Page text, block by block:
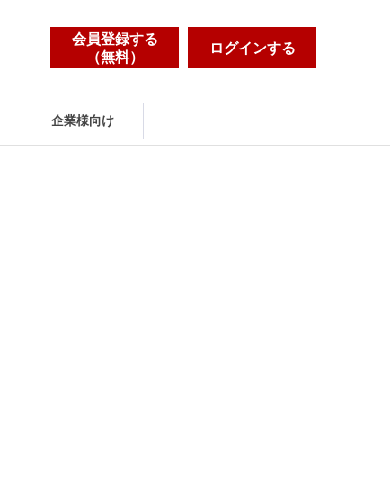
会員登録する
（無料）
ログインする
企業様向け